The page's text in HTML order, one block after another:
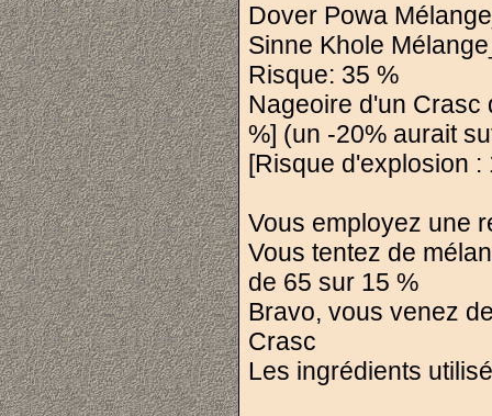
Dover Powa
Sinne Khole
Risque: 35 %
Nageoire d'un Crasc
%] (un -20% aurait
[Risque d'explosion
Vous employez une
Vous tentez de
de 65 sur 15 %
Bravo, vous venez
Crasc
Les ingrédients